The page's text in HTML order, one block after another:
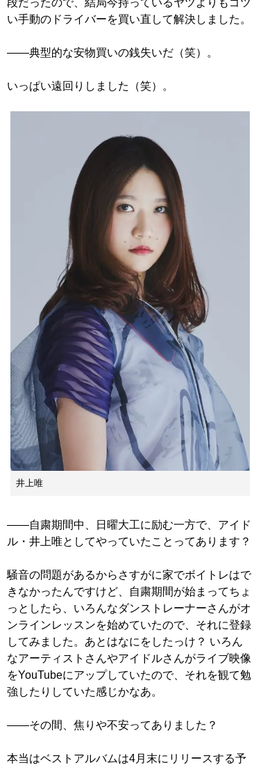
い手動のドライバーを買い直して解決しました。
――典型的な安物買いの銭失いだ（笑）。
いっぱい遠回りしました（笑）。
井上唯
――自粛期間中、日曜大工に励む一方で、アイド
ル・井上唯としてやっていたことってあります？
騒音の問題があるからさすがに家でボイトレはで
きなかったんですけど、自粛期間が始まってちょ
っとしたら、いろんなダンストレーナーさんがオ
ンラインレッスンを始めていたので、それに登録
してみました。あとはなにをしたっけ？ いろん
なアーティストさんやアイドルさんがライブ映像
をYouTubeにアップしていたので、それを観て勉
強したりしていた感じかなあ。
――その間、焦りや不安ってありました？
本当はベストアルバムは4月末にリリースする予